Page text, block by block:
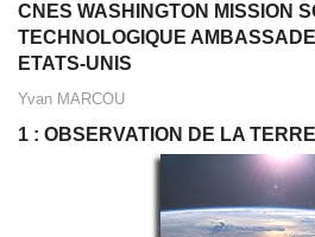
CNES WASHINGTON MISSION
TECHNOLOGIQUE
ETATS-UNIS
Yvan MARCOU
1 : OBSERVATION DE LA